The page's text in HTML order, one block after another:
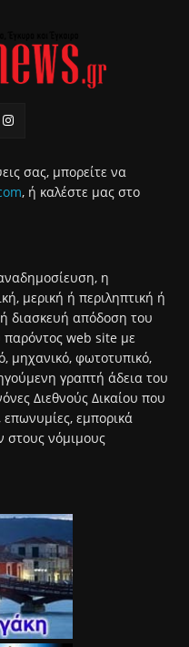
σας, μπορείτε να
, ή καλέστε μας στο
η
μερική ή περιληπτική ή
διασκευή απόδοση του
παρόντος web site με
μηχανικό, φωτοτυπικό,
γραπτή άδεια του
Διεθνούς Δικαίου που
εμπορικά
στους νόμιμους